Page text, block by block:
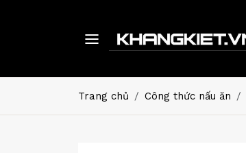
Trang chủ Công thức nấu ăn